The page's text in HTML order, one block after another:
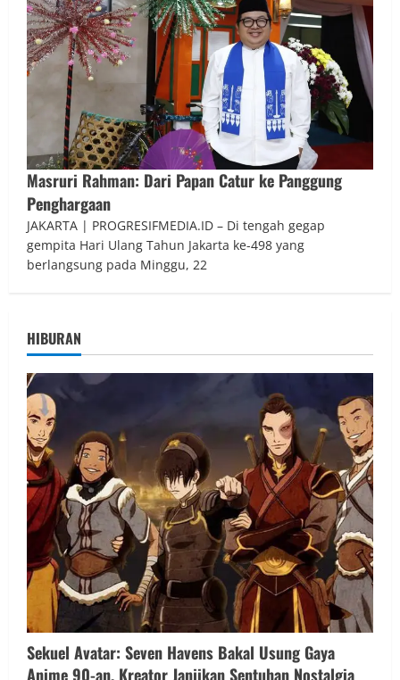
Masruri Rahman: Dari Papan Catur ke Panggung
Penghargaan
JAKARTA | PROGRESIFMEDIA.ID – Di tengah gegap
gempita Hari Ulang Tahun Jakarta ke-498 yang
berlangsung pada Minggu, 22
HIBURAN
Sekuel Avatar: Seven Havens Bakal Usung Gaya
Anime 90-an, Kreator Janjikan Sentuhan Nostalgia